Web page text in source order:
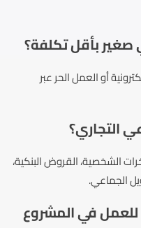
بأقل تكلفة؟
أو العمل الحر عبر
التجاري؟
الشخصية، القروض البنكية،
الجماعي.
في المشروع